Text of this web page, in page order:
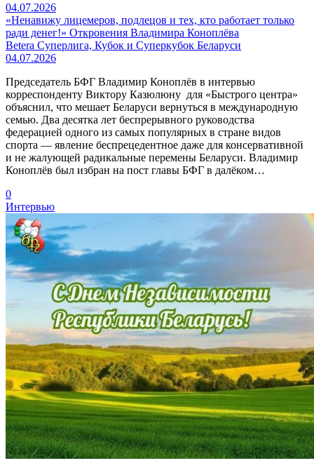
04.07.2026
«Ненавижу лицемеров, подлецов и тех, кто работает только
ради денег!» Откровения Владимира Коноплёва
Betera Суперлига, Кубок и Суперкубок Беларуси
04.07.2026
Председатель БФГ Владимир Коноплёв в интервью
корреспонденту Виктору Казюлюну для «Быстрого центра»
объяснил, что мешает Беларуси вернуться в международную
семью. Два десятка лет беспрерывного руководства
федерацией одного из самых популярных в стране видов
спорта — явление беспрецедентное даже для консервативной
и не жалующей радикальные перемены Беларуси. Владимир
Коноплёв был избран на пост главы БФГ в далёком…
0
Интервью